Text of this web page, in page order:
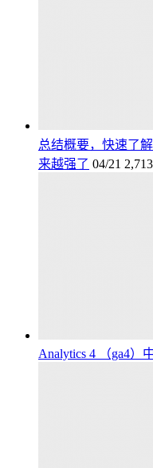
总结概要，快速了
来越强了 04/21 2,713
Analytics 4 （ga4）